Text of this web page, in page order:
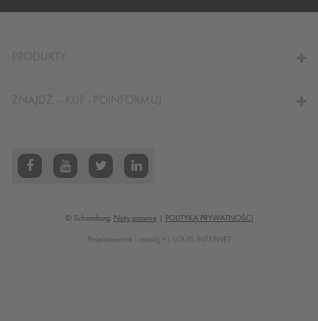
© Schomburg. Noty prawne POLITYKA PRYWATNOŚCI
Projektowanie i rozwój +| LOUIS INTERNET